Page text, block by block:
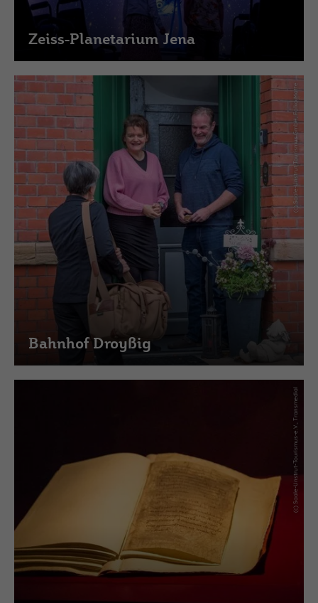
Zeiss-Planetarium Jena
(c) Saale-Unstrut Tourismus GmbH, Falko Matte
Bahnhof Droyßig
(c) Saale-Unstrut-Tourismus-e.V., Transmedial